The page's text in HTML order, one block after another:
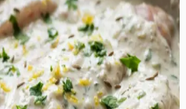
siidine marinaad muudab
pehmeks ja
piimahapped lõhustavad
mis sulab suus ega
sidrunimahl ja riivitud
hapukust ja eredat
jogurti täidlust.